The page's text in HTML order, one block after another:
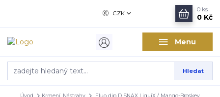
Menu
CZK
Hledat
0 ks
0 Kč